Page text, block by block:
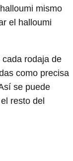
mismo
el halloumi
rodaja de
como precisa
se puede
resto del